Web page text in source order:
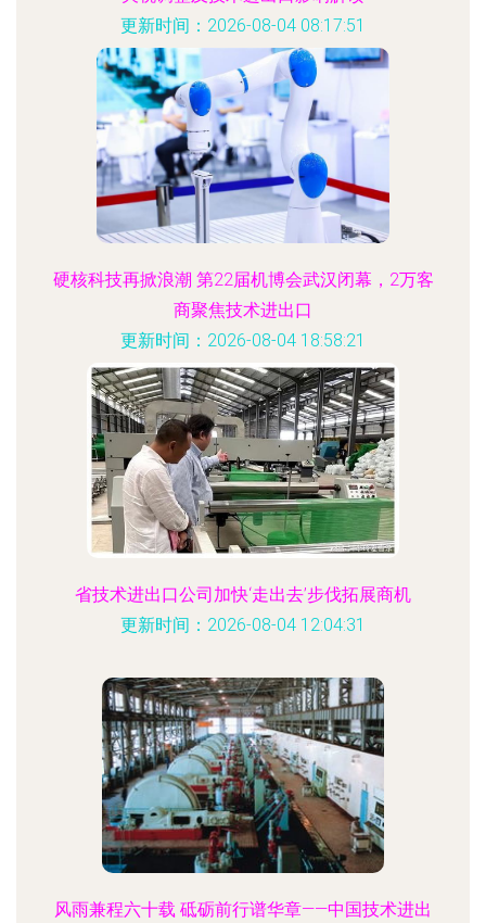
更新时间：2026-08-04 08:17:51
硬核科技再掀浪潮 第22届机博会武汉闭幕，2万客
商聚焦技术进出口
更新时间：2026-08-04 18:58:21
省技术进出口公司加快‘走出去’步伐拓展商机
更新时间：2026-08-04 12:04:31
风雨兼程六十载 砥砺前行谱华章——中国技术进出